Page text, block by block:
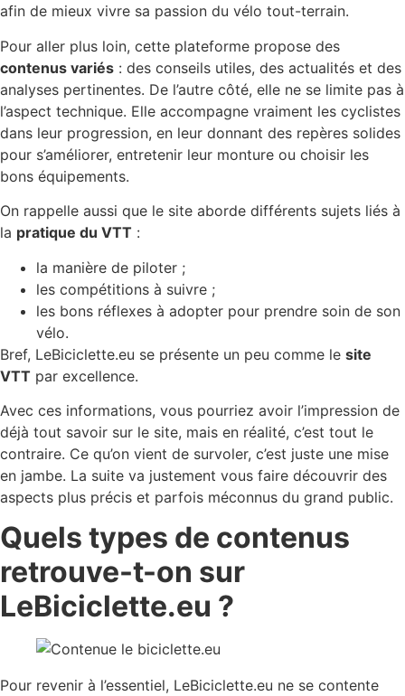
afin de mieux vivre sa passion du vélo tout-terrain.
Pour aller plus loin, cette plateforme propose des
contenus variés : des conseils utiles, des actualités et des
analyses pertinentes. De l’autre côté, elle ne se limite pas à
l’aspect technique. Elle accompagne vraiment les cyclistes
dans leur progression, en leur donnant des repères solides
pour s’améliorer, entretenir leur monture ou choisir les
bons équipements.
On rappelle aussi que le site aborde différents sujets liés à
la pratique du VTT :
la manière de piloter ;
les compétitions à suivre ;
les bons réflexes à adopter pour prendre soin de son
vélo.
Bref, LeBiciclette.eu se présente un peu comme le site
VTT par excellence.
Avec ces informations, vous pourriez avoir l’impression de
déjà tout savoir sur le site, mais en réalité, c’est tout le
contraire. Ce qu’on vient de survoler, c’est juste une mise
en jambe. La suite va justement vous faire découvrir des
aspects plus précis et parfois méconnus du grand public.
Quels types de contenus
retrouve-t-on sur
LeBiciclette.eu ?
Pour revenir à l’essentiel, LeBiciclette.eu ne se contente